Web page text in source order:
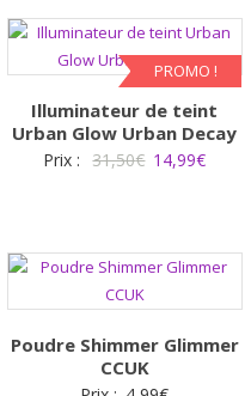
PROMO !
Illuminateur de teint
Urban Glow Urban Decay
Prix : 31,50€ Le
était :
31,50€.
14,99€Le
est :
14,99€.
Poudre Shimmer Glimmer
CCUK